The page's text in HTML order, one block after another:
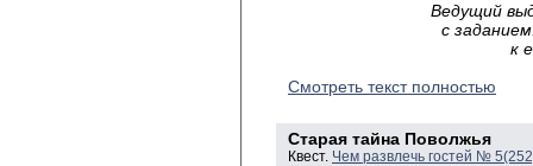
Ведущий
с
к
Смотреть текст полностью
Старая тайна Поволжья
Квест. Чем развлечь гостей №